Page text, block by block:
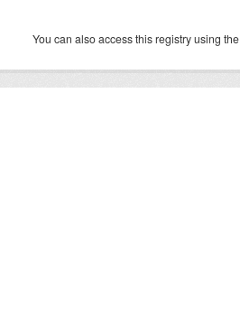
You can also access this registry using the